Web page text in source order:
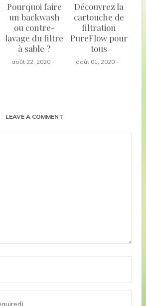
Pourquoi faire
un backwash
ou contre-
lavage du filtre
à sable ?
août 22, 2020
Découvrez la
cartouche de
filtration
PureFlow pour
tous
août 01, 2020
LEAVE A COMMENT